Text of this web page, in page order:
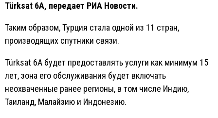
Türksat 6А, передает РИА Новости.
Таким образом, Турция стала одной из 11 стран,
производящих спутники связи.
Türksat 6А будет предоставлять услуги как минимум 15
лет, зона его обслуживания будет включать
неохваченные ранее регионы, в том числе Индию,
Таиланд, Малайзию и Индонезию.